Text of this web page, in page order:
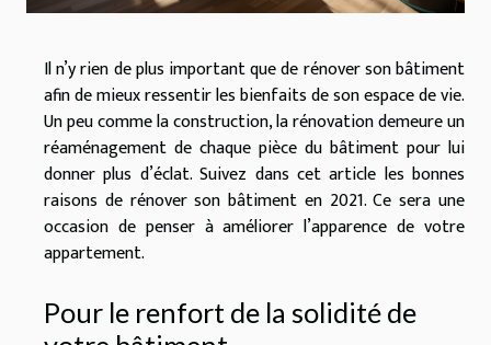
Il n’y rien de plus important que de rénover son bâtiment
afin de mieux ressentir les bienfaits de son espace de vie.
Un peu comme la construction, la rénovation demeure un
réaménagement de chaque pièce du bâtiment pour lui
donner plus d’éclat. Suivez dans cet article les bonnes
raisons de rénover son bâtiment en 2021. Ce sera une
occasion de penser à améliorer l’apparence de votre
appartement.
Pour le renfort de la solidité de